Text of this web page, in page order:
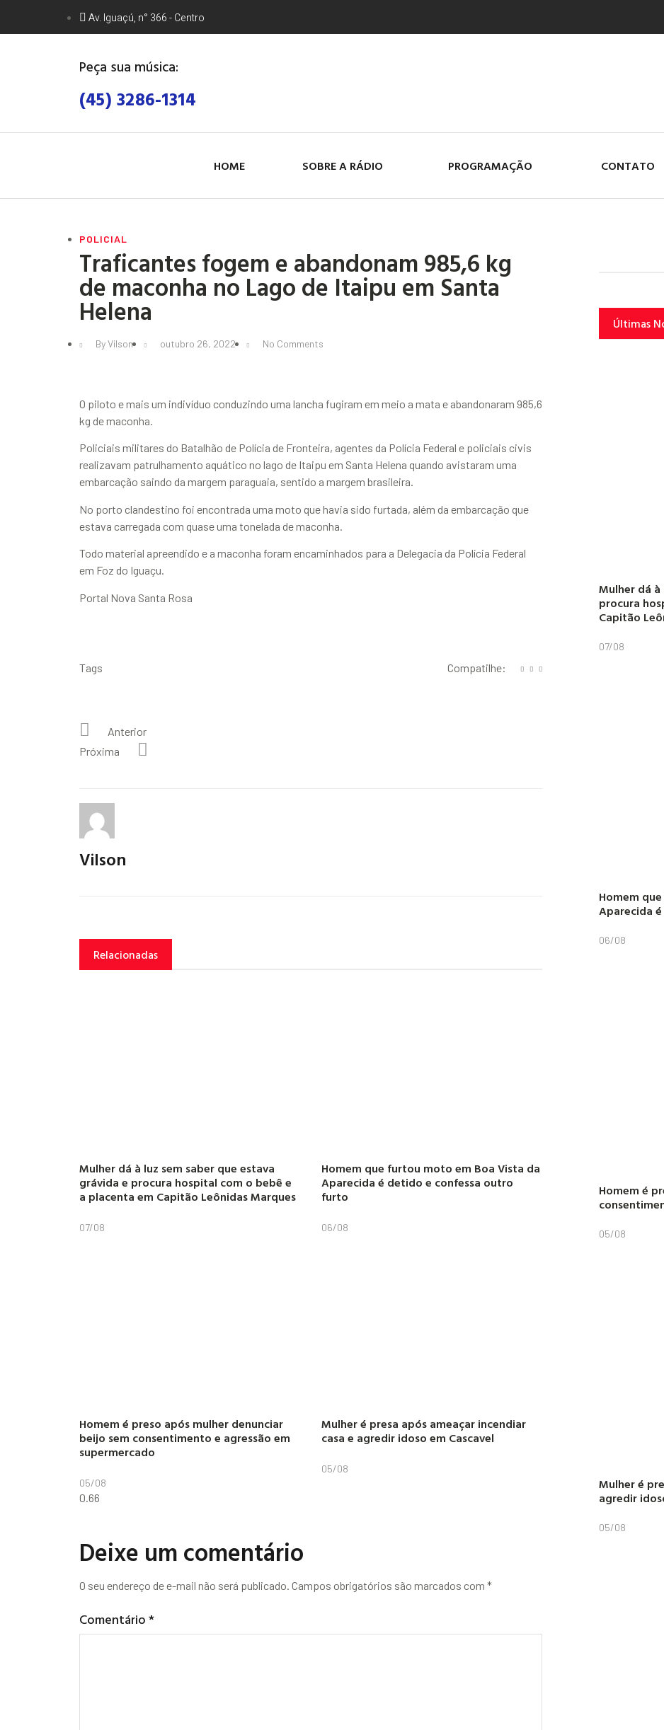
Av. Iguaçú, n° 366 - Centro
Peça sua música:
(45) 3286-1314
HOME SOBRE A RÁDIO PROGRAMAÇÃO CONTATO
POLICIAL
Traficantes fogem e abandonam 985,6 kg
de maconha no Lago de Itaipu em Santa
Helena
ByVilson outubro 26, 2022 No Comments
O piloto e mais um indivíduo conduzindo uma lancha fugiram em meio a mata e abandonaram 985,6
kg de maconha.
Policiais militares do Batalhão de Polícia de Fronteira, agentes da Polícia Federal e policiais civis
realizavam patrulhamento aquático no lago de Itaipu em Santa Helena quando avistaram uma
embarcação saindo da margem paraguaia, sentido a margem brasileira.
No porto clandestino foi encontrada uma moto que havia sido furtada, além da embarcação que
estava carregada com quase uma tonelada de maconha.
Todo material apreendido e a maconha foram encaminhados para a Delegacia da Polícia Federal
em Foz do Iguaçu.
Portal Nova Santa Rosa
Tags Compatilhe:
Anterior
Próxima
Vilson
Relacionadas
Mulher dá à luz sem saber que estava
grávida e procura hospital com o bebê e
a placenta em Capitão Leônidas Marques
07/08
Homem que furtou moto em Boa Vista da
Aparecida é detido e confessa outro
furto
06/08
Homem é preso após mulher denunciar
beijo sem consentimento e agressão em
supermercado
05/08
Mulher é presa após ameaçar incendiar
casa e agredir idoso em Cascavel
05/08
Deixe um comentário
O seu endereço de e-mail não será publicado. Campos obrigatórios são marcados com *
Comentário*
Últimas
Mulher dá
procura
Capitão
07/08
Homem
Aparecida
06/08
Homem é
05/08
Mulher é
agredir
05/08